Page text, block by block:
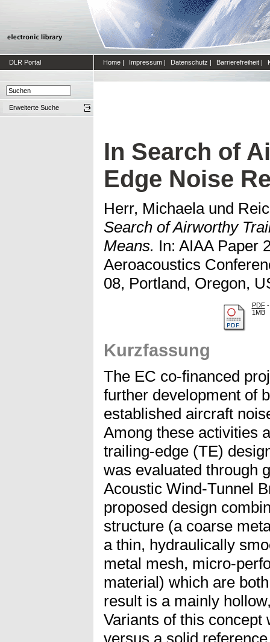
DLR Portal Home | Impressum | Datenschutz | Barrierefreiheit |
Erweiterte Suche
In Search of
Edge Noise
Herr, Michaelaund
Search of Airworthy
Means. In: AIAA Paper
Aeroacoustics
08, Portland, Oregon,
PDF-
1MB
Kurzfassung
The EC co-financed
further development of
established aircraft
Among these activities
trailing-edge (TE)
was evaluated through
Acoustic Wind-Tunnel
proposed design
structure (a coarse
a thin, hydraulically
metal mesh, micro-
material) which are
result is a mainly
Variants of this
versus a solid